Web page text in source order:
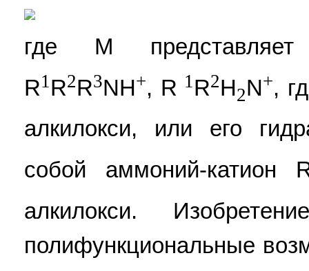
где М представляет
R1 R2R3NH+, R 1 R2H2N+,
алкилокси, или его
собой аммоний-катион
алкилокси.
полифункциональные